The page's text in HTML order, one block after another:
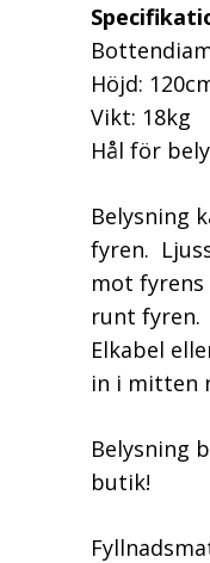
Höjd:
Vikt: 18kg
Hål för
Belysning
fyren.
mot
runt fyren.
Elkabel
in i mitten
Belysning
butik!